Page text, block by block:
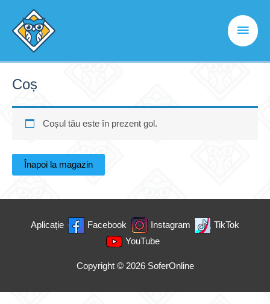
content
Main
Coș
Coșul tău este în prezent gol.
Înapoi la magazin
Aplicație Facebook Instagram
TikTok
YouTube
Copyright © 2026 SoferOnline